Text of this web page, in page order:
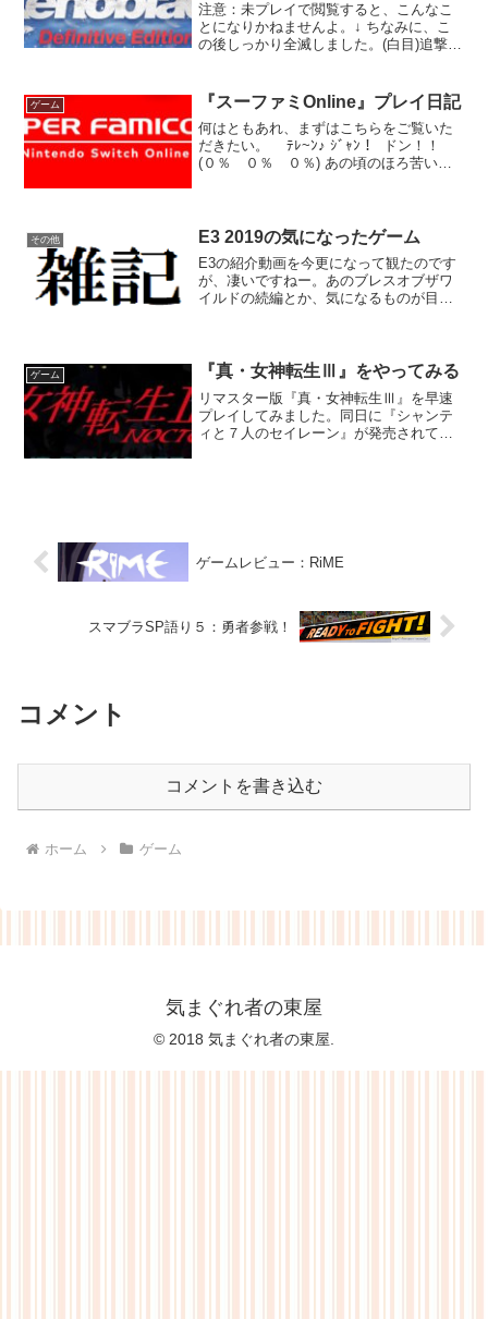
注意：未プレイで閲覧すると、こんなこ
とになりかねませんよ。↓ ちなみに、こ
の後しっかり全滅しました。(白目)追撃に
＋炎熱ダメージ)はﾔﾒﾃｵﾈｶﾞｲ。 時間を
見...
ゲーム 『スーファミOnline』プレイ日記
何はともあれ、まずはこちらをご覧いた
だきたい。 ﾃﾚ~ﾝ♪ ｼﾞｬﾝ！ ドン！！
(０％ ０％ ０％) あの頃のほろ苦いお
その他 E3 2019の気になったゲーム
E3の紹介動画を今更になって観たのです
が、凄いですねー。あのブレスオブザワ
イルドの続編とか、気になるものが目白
ルイージマンションも、...
ゲーム 『真・女神転生Ⅲ』をやってみる
リマスター版『真・女神転生Ⅲ』を早速
プレイしてみました。同日に『シャンテ
ィと７人のセイレーン』が発売されてし
ゲームレビュー：RiME
スマブラSP語り５：勇者参戦！
コメント
コメントを書き込む
ホーム ゲーム
気まぐれ者の東屋
© 2018 気まぐれ者の東屋.